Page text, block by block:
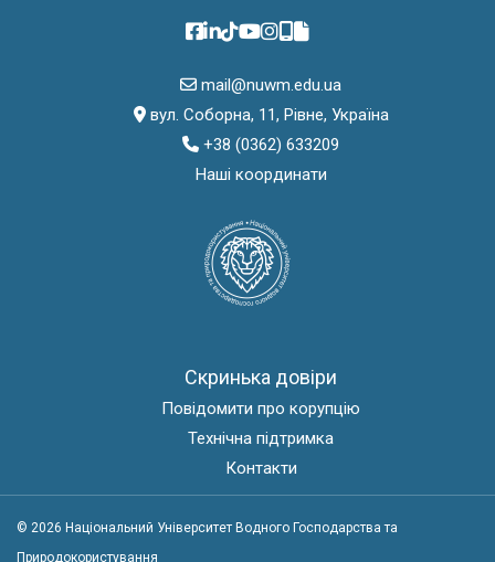
mail@nuwm.edu.ua
вул. Соборна, 11, Рівне, Україна
+38 (0362) 633209
Наші координати
Скринька довіри
Повідомити про корупцію
Технічна підтримка
Контакти
© 2026 Національний Університет Водного Господарства та
Природокористування